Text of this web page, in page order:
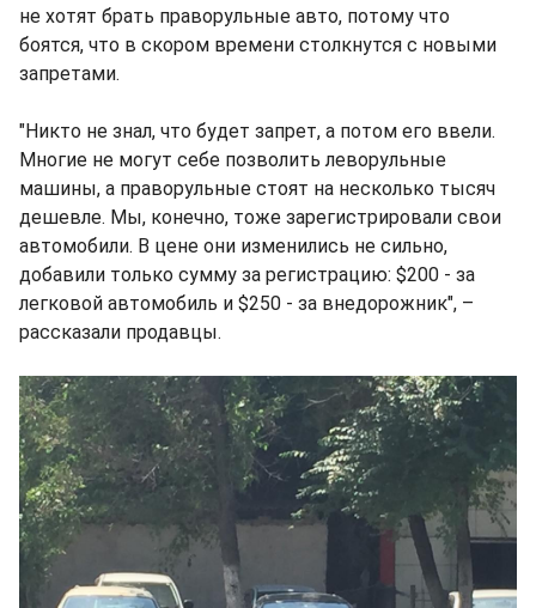
не хотят брать праворульные авто, потому что
боятся, что в скором времени столкнутся с новыми
запретами.
"Никто не знал, что будет запрет, а потом его ввели.
Многие не могут себе позволить леворульные
машины, а праворульные стоят на несколько тысяч
дешевле. Мы, конечно, тоже зарегистрировали свои
автомобили. В цене они изменились не сильно,
добавили только сумму за регистрацию: $200 - за
легковой автомобиль и $250 - за внедорожник", –
рассказали продавцы.